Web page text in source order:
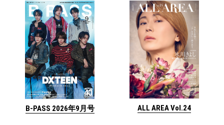
B-PASS 2026年9月号 ALL AREA Vol.24